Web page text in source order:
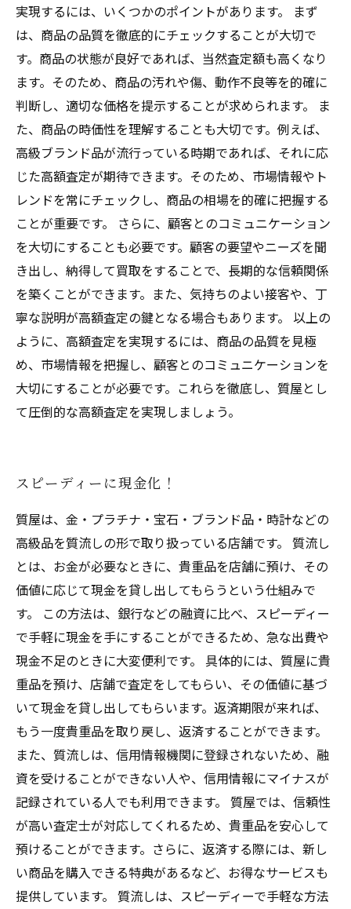
実現するには、いくつかのポイントがあります。 まず
は、商品の品質を徹底的にチェックすることが大切で
す。商品の状態が良好であれば、当然査定額も高くなり
ます。そのため、商品の汚れや傷、動作不良等を的確に
判断し、適切な価格を提示することが求められます。 ま
た、商品の時価性を理解することも大切です。例えば、
高級ブランド品が流行っている時期であれば、それに応
じた高額査定が期待できます。そのため、市場情報やト
レンドを常にチェックし、商品の相場を的確に把握する
ことが重要です。 さらに、顧客とのコミュニケーション
を大切にすることも必要です。顧客の要望やニーズを聞
き出し、納得して買取をすることで、長期的な信頼関係
を築くことができます。また、気持ちのよい接客や、丁
寧な説明が高額査定の鍵となる場合もあります。 以上の
ように、高額査定を実現するには、商品の品質を見極
め、市場情報を把握し、顧客とのコミュニケーションを
大切にすることが必要です。これらを徹底し、質屋とし
て圧倒的な高額査定を実現しましょう。
スピーディーに現金化！
質屋は、金・プラチナ・宝石・ブランド品・時計などの
高級品を質流しの形で取り扱っている店舗です。 質流し
とは、お金が必要なときに、貴重品を店舗に預け、その
価値に応じて現金を貸し出してもらうという仕組みで
す。 この方法は、銀行などの融資に比べ、スピーディー
で手軽に現金を手にすることができるため、急な出費や
現金不足のときに大変便利です。 具体的には、質屋に貴
重品を預け、店舗で査定をしてもらい、その価値に基づ
いて現金を貸し出してもらいます。返済期限が来れば、
もう一度貴重品を取り戻し、返済することができます。
また、質流しは、信用情報機関に登録されないため、融
資を受けることができない人や、信用情報にマイナスが
記録されている人でも利用できます。 質屋では、信頼性
が高い査定士が対応してくれるため、貴重品を安心して
預けることができます。さらに、返済する際には、新し
い商品を購入できる特典があるなど、お得なサービスも
提供しています。 質流しは、スピーディーで手軽な方法